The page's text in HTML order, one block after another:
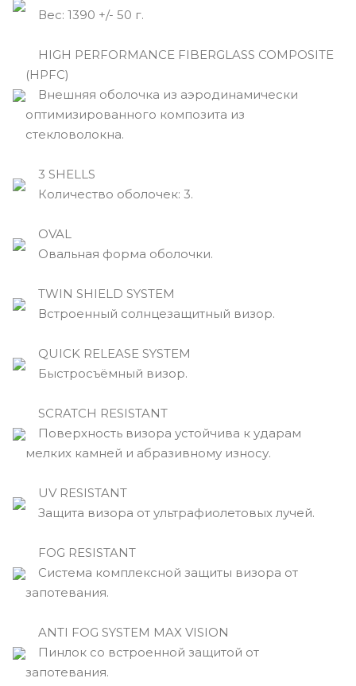
Вec: 1390 +/- 50 г.
HIGH PERFORMANCE FIBERGLASS COMPOSITE
(HPFC)
Внешняя оболочка из аэродинамически
оптимизированного композита из
стекловолокна.
3 SHELLS
Количество оболочек: 3.
OVAL
Овальная форма оболочки.
TWIN SHIELD SYSTEM
Встроенный солнцезащитный визор.
QUICK RELEASE SYSTEM
Быстросъёмный визор.
SCRATCH RESISTANT
Поверхность визора устойчива к ударам
мелких камней и абразивному износу.
UV RESISTANT
Защита визора от ультрафиолетовых лучей.
FOG RESISTANT
Система комплексной защиты визора от
запотевания.
ANTI FOG SYSTEM MAX VISION
Пинлок со встроенной защитой от
запотевания.